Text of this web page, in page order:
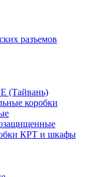
разъемов
(Тайвань)
коробки
КРТ и шкафы